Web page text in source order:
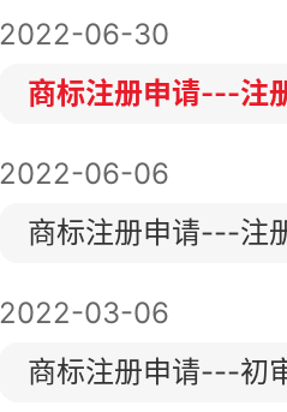
2022-06-30
商标注册申请---注
2022-06-06
商标注册申请---注
2022-03-06
商标注册申请---初